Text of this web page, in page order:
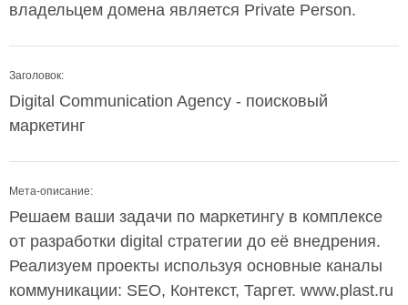
владельцем домена является Private Person.
Заголовок:
Digital Communication Agency - поисковый
маркетинг
Мета-описание:
Решаем ваши задачи по маркетингу в комплексе
от разработки digital стратегии до её внедрения.
Реализуем проекты используя основные каналы
коммуникации: SEO, Контекст, Таргет. www.plast.ru